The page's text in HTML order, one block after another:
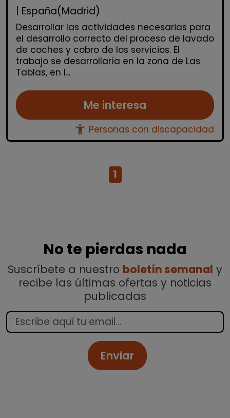
| España(Madrid)
Desarrollar las actividades necesarias para
el desarrollo correcto del proceso de lavado
de coches y cobro de los servicios. El
trabajo se desarrollaría en la zona de Las
Tablas, en l...
Me interesa
accessibility_new Personas con discapacidad
1
No te pierdas nada
Suscríbete a nuestro boletín semanal y
recibe las últimas ofertas y noticias
publicadas
Enviar